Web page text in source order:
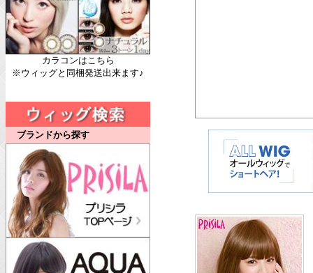
カラコンはこちら
※ウィッグと同梱発送出来ます♪
ブランドから探す